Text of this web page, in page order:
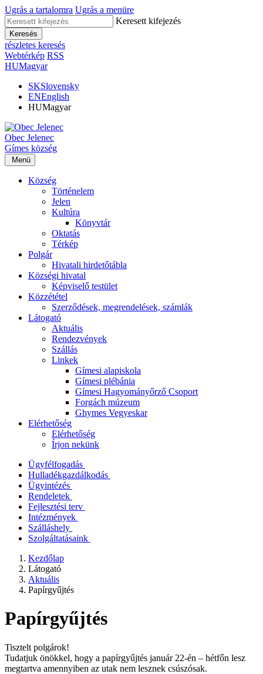
Ugrás a tartalomra Ugrás a menüre
Keresett kifejezés
Keresés
részletes keresés
Webtérkép RSS
HUMagyar
SKSlovensky
ENEnglish
HUMagyar
Obec Jelenec
Gímes község
Menü
Község
Történelem
Jelen
Kultúra
Könyvtár
Oktatás
Térkép
Polgár
Hivatali hirdetőtábla
Községi hivatal
Képviselő testület
Közzététel
Szerződések, megrendelések, számlák
Látogató
Aktuális
Rendezvények
Szállás
Linkek
Gímesi alapiskola
Gímesi plébánia
Gímesi Hagyományőrző Csoport
Forgách múzeum
Ghymes Vegyeskar
Elérhetőség
Elérhetőség
Írjon nekünk
Ügyfélfogadás
Hulladékgazdálkodás
Ügyintézés
Rendeletek
Fejlesztési terv
Intézmények
Szálláshely
Szolgáltatásaink
Kezdőlap
Látogató
Aktuális
Papírgyűjtés
Papírgyűjtés
Tisztelt polgárok!
Tudatjuk önökkel, hogy a papírgyűjtés január 22-én – hétfőn lesz
megtartva amennyiben az utak nem lesznek csúszósak.